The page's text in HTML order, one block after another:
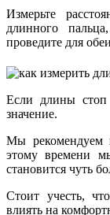
Измерьте
длинного
проведите для
Если длины стоп
значение.
Мы рекомендуем
этому времени
становится чуть
Стоит учесть,
влиять на